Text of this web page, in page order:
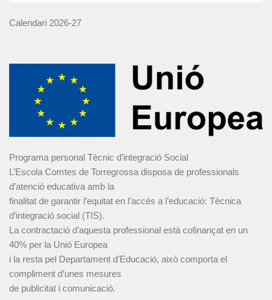
Calendari 2026-27
Programa personal Tècnic d’integració Social
L’Escola Comtes de Torregrossa disposa de professionals
d’atenció educativa amb la
finalitat de garantir l’equitat en l’accés a l’educació: Tècnica
d’integració social (TIS).
La contractació d’aquesta professional està cofinançat en un
40% per la Unió Europea
i la resta pel Departament d’Educació, això comporta el
compliment d’unes mesures
de publicitat i comunicació.